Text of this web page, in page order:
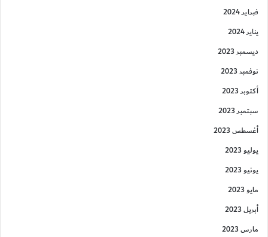
فبراير 2024
يناير 2024
ديسمبر 2023
نوفمبر 2023
أكتوبر 2023
سبتمبر 2023
أغسطس 2023
يوليو 2023
يونيو 2023
مايو 2023
أبريل 2023
مارس 2023